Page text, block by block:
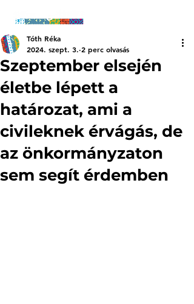
Szeptember elsején
életbe lépett a
határozat, ami a
civileknek érvágás, de
az önkormányzaton
sem segít érdemben
Tóth Réka
2024. szept. 3. 2 perc olvasás